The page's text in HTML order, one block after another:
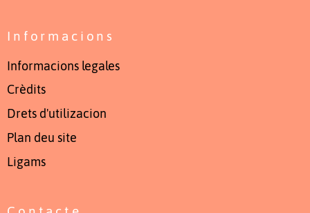
Informacions
Informacions legales
Crèdits
Drets d'utilizacion
Plan deu site
Ligams